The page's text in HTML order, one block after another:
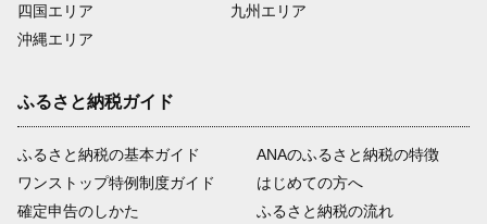
四国エリア
沖縄エリア
九州エリア
ふるさと納税ガイド
ふるさと納税の基本ガイド
ワンストップ特例制度ガイド
確定申告のしかた
ANAのふるさと納税の特徴
はじめての方へ
ふるさと納税の流れ